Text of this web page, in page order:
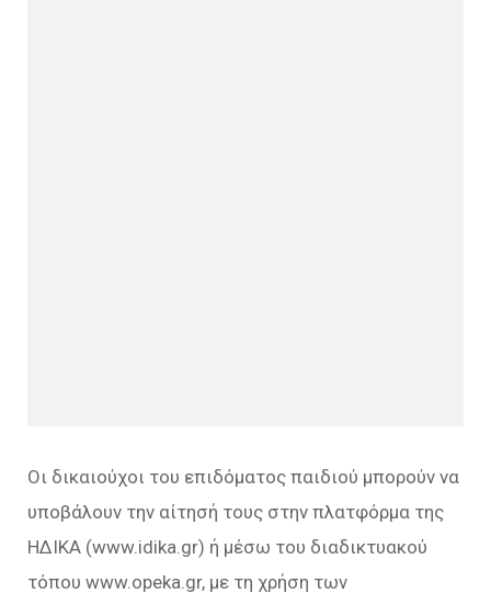
Οι δικαιούχοι του επιδόματος παιδιού μπορούν να
υποβάλουν την αίτησή τους στην πλατφόρμα της
ΗΔΙΚΑ (www.idika.gr) ή μέσω του διαδικτυακού
τόπου www.opeka.gr, με τη χρήση των